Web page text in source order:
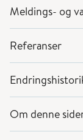
Meldings- og
Referanser
Om denne